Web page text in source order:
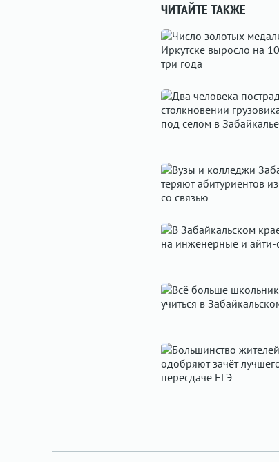
ЧИТАЙТЕ ТАКЖЕ